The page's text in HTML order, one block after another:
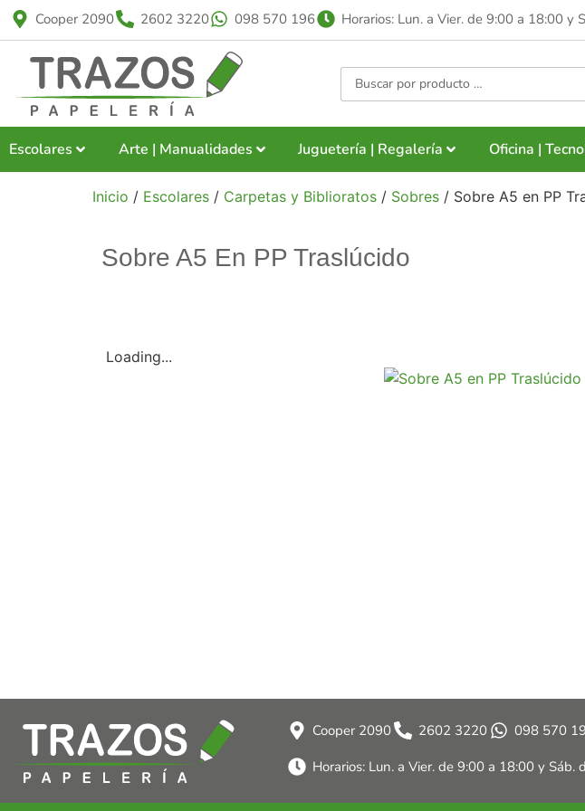
Cooper 2090 2602 3220 098 570 196 Horarios: Lun. a Vier. de 9:00 a 18:00 y
Escolares Arte | Manualidades Juguetería | Regalería Oficina |
Inicio / Escolares / Carpetas y Biblioratos / Sobres / Sobre A5 en PP
Sobre A5 En PP Traslúcido
Loading...
Cooper 2090 2602 3220 098 570
Horarios: Lun. a Vier. de 9:00 a 18:00 y Sáb.